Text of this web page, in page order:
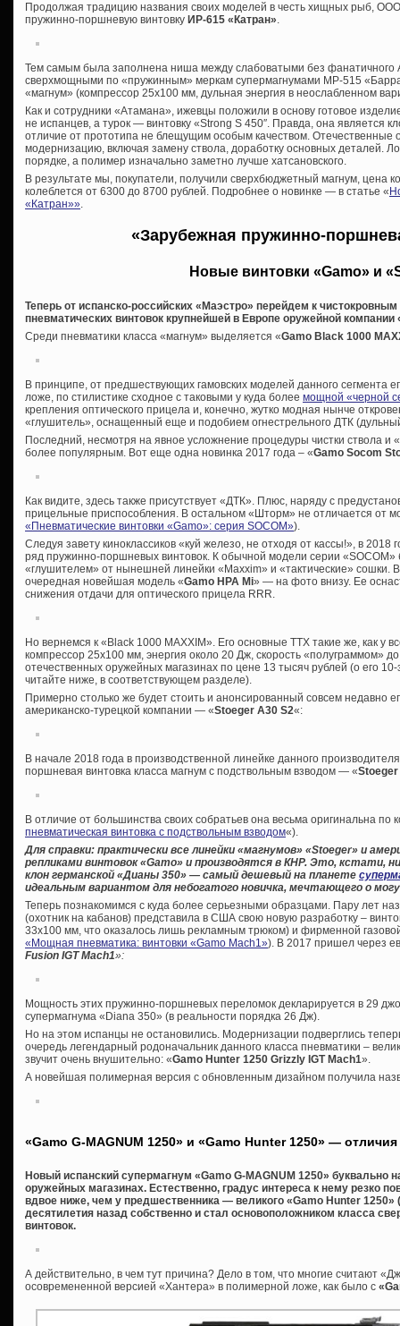
Продолжая традицию названия своих моделей в честь хищных рыб,
пружинно-поршневую винтовку ИР-615 «Катран».
Тем самым была заполнена ниша между слабоватыми без
сверхмощными по «пружинным» меркам супермагнумами МР-515
«магнум» (компрессор 25х100 мм, дульная энергия в неослабленном
Как и сотрудники «Атамана», ижевцы положили в основу готовое
не испанцев, а турок — винтовку «Strong S 450″. Правда, она является
отличие от прототипа не блещущим особым качеством. Отечественные
модернизацию, включая замену ствола, доработку основных деталей.
порядке, а полимер изначально заметно лучше хатсановского.
В результате мы, покупатели, получили сверхбюджетный магнум, цена
колеблется от 6300 до 8700 рублей. Подробнее о новинке — в статье «
«Катран»».
«Зарубежная пружинно-
Новые винтовки «Gamo» и
Теперь от испанско-российских «Маэстро» перейдем к
пневматических винтовок крупнейшей в Европе оружейной компании
Среди пневматики класса «магнум» выделяется «Gamo Black 1000
В принципе, от предшествующих гамовских моделей данного сегмента
ложе, по стилистике сходное с таковыми у куда более мощной «черной
крепления оптического прицела и, конечно, жутко модная нынче
«глушитель», оснащенный еще и подобием огнестрельного ДТК
Последний, несмотря на явное усложнение процедуры чистки ствола и
более популярным. Вот еще одна новинка 2017 года – «Gamo Socom
Как видите, здесь также присутствует «ДТК». Плюс, наряду с
прицельные приспособления. В остальном «Шторм» не отличается от
«Пневматические винтовки «Gamo»: серия SOCOM»).
Следуя завету киноклассиков «куй железо, не отходя от кассы!», в
ряд пружинно-поршневых винтовок. К обычной модели серии «SOCOM»
«глушителем» от нынешней линейки «Maxxim» и «тактические» сошки.
очередная новейшая модель «Gamo HPA Mi» — на фото внизу. Ее
снижения отдачи для оптического прицела RRR.
Но вернемся к «Black 1000 MAXXIM». Его основные ТТХ такие же, как у
компрессор 25х100 мм, энергия около 20 Дж, скорость «полуграммом»
отечественных оружейных магазинах по цене 13 тысяч рублей (о его
читайте ниже, в соответствующем разделе).
Примерно столько же будет стоить и анонсированный совсем недавно
американско-турецкой компании — «Stoeger A30 S2«:
В начале 2018 года в производственной линейке данного
поршневая винтовка класса магнум с подствольным взводом — «Stoeger
В отличие от большинства своих собратьев она весьма оригинальна по
пневматическая винтовка с подствольным взводом«).
Для справки: практически все линейки «магнумов» «Stoeger» и
репликами винтовок «Gamo» и производятся в КНР. Это, кстати,
клон германской «Дианы 350» — самый дешевый на планете
идеальным вариантом для небогатого новичка, мечтающего о
Теперь познакомимся с куда более серьезными образцами. Пару лет
(охотник на кабанов) представила в США свою новую разработку –
33х100 мм, что оказалось лишь рекламным трюком) и фирменной
«Мощная пневматика: винтовки «Gamo Maсh1»). В 2017 пришел через
Fusion IGT Mach1»:
Мощность этих пружинно-поршневых переломок декларируется в 29
супермагнума «Diana 350» (в реальности порядка 26 Дж).
Но на этом испанцы не остановились. Модернизации подверглись
очередь легендарный родоначальник данного класса пневматики –
звучит очень внушительно: «Gamo Hunter 1250 Grizzly IGT Mach1».
А новейшая полимерная версия с обновленным дизайном получила
«Gamo G-MAGNUM 1250» и «Gamo Hunter 1250» —
Новый испанский супермагнум «Gamo G-MAGNUM 1250» буквально
оружейных магазинах. Естественно, градус интереса к нему резко
вдвое ниже, чем у предшественника — великого «Gamo Hunter 1250»
десятилетия назад собственно и стал основоположником класса
винтовок.
А действительно, в чем тут причина? Дело в том, что многие считают
осовремененной версией «Хантера» в полимерной ложе, как было с